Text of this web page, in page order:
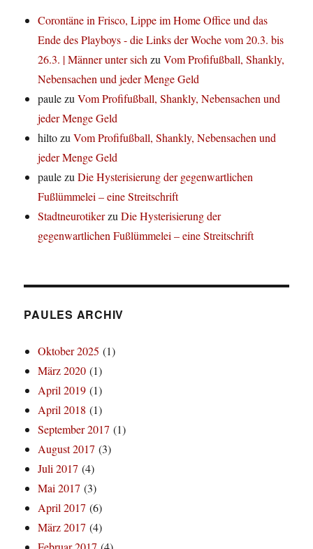
Corontäne in Frisco, Lippe im Home Office und das
Ende des Playboys - die Links der Woche vom 20.3. bis
26.3. | Männer unter sichzuVom Profifußball, Shankly,
Nebensachen und jeder Menge Geld
paulezuVom Profifußball, Shankly, Nebensachen und
jeder Menge Geld
hiltozuVom Profifußball, Shankly, Nebensachen und
jeder Menge Geld
paulezuDie Hysterisierung der gegenwartlichen
Fußlümmelei – eine Streitschrift
StadtneurotikerzuDie Hysterisierung der
gegenwartlichen Fußlümmelei – eine Streitschrift
PAULES ARCHIV
Oktober 2025 (1)
März 2020 (1)
April 2019 (1)
April 2018 (1)
September 2017 (1)
August 2017 (3)
Juli 2017 (4)
Mai 2017 (3)
April 2017 (6)
März 2017 (4)